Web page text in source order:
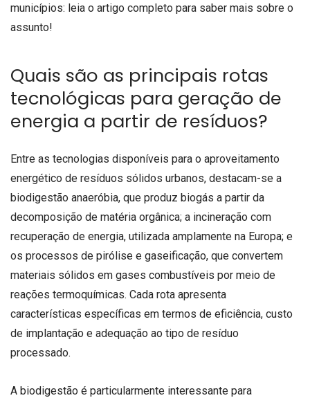
municípios: leia o artigo completo para saber mais sobre o
assunto!
Quais são as principais rotas
tecnológicas para geração de
energia a partir de resíduos?
Entre as tecnologias disponíveis para o aproveitamento
energético de resíduos sólidos urbanos, destacam-se a
biodigestão anaeróbia, que produz biogás a partir da
decomposição de matéria orgânica; a incineração com
recuperação de energia, utilizada amplamente na Europa; e
os processos de pirólise e gaseificação, que convertem
materiais sólidos em gases combustíveis por meio de
reações termoquímicas. Cada rota apresenta
características específicas em termos de eficiência, custo
de implantação e adequação ao tipo de resíduo
processado.
A biodigestão é particularmente interessante para